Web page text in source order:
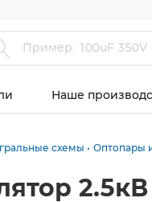
Наше
схемы Оптопары